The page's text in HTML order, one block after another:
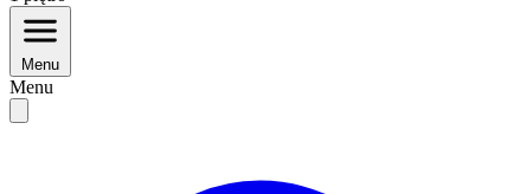
Menu
Menu